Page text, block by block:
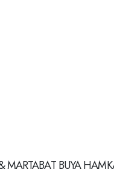
MARTABAT BUYA